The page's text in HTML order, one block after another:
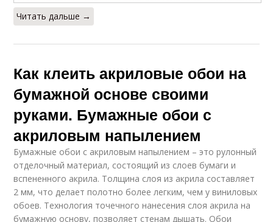
Читать дальше →
Как клеить акриловые обои на
бумажной основе своими
руками. Бумажные обои с
акриловым напылением
Бумажные обои с акриловым напылением – это рулонный
отделочный материал, состоящий из слоев бумаги и
вспененного акрила. Толщина слоя из акрила составляет
2 мм, что делает полотно более легким, чем у виниловых
обоев. Технология точечного нанесения слоя акрила на
бумажную основу, позволяет стенам дышать. Обои